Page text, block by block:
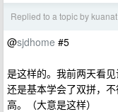
Replied to a topic by kuanat
@sjdhome #5
是这样的。我前两天看
还是基本学会了双拼，
高。（大意是这样）